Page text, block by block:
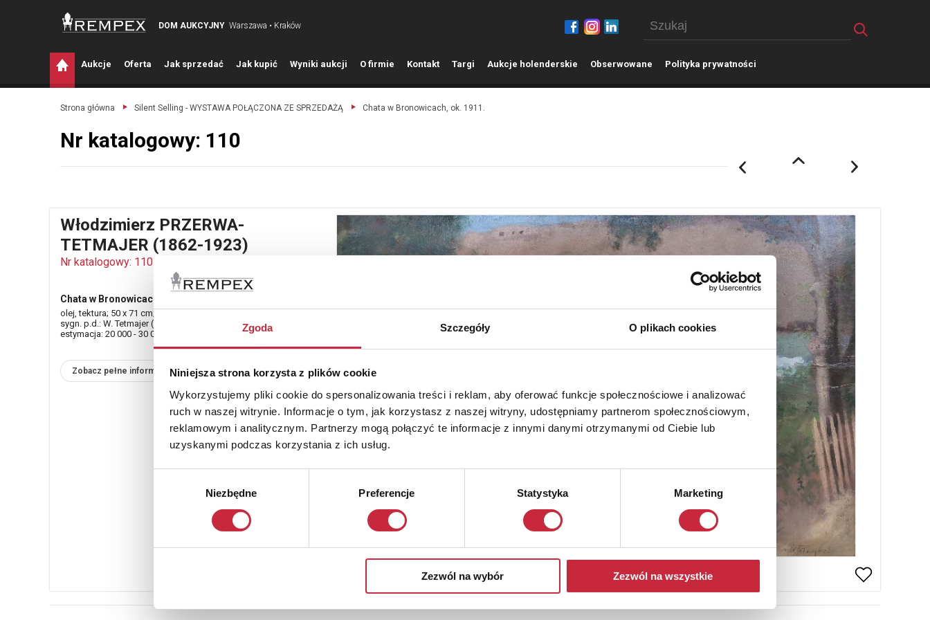
Zgoda Szczegóły O plikach cookies
Niniejsza strona korzysta z plików cookie
Wykorzystujemy pliki cookie do spersonalizowania treści i reklam, aby oferować funkcje społecznościowe i analizować
ruch w naszej witrynie. Informacje o tym, jak korzystasz z naszej witryny, udostępniamy partnerom społecznościowym,
reklamowym i analitycznym. Partnerzy mogą połączyć te informacje z innymi danymi otrzymanymi od Ciebie lub
uzyskanymi podczas korzystania z ich usług.
Niezbędne Preferencje Statystyka Marketing
Zezwól na wybór Zezwól na wszystkie
DOM AUKCYJNY Warszawa • Kraków
Aukcje Oferta Jak sprzedać Jak kupić Wyniki aukcji O firmie Kontakt Targi Aukcje holenderskie Obserwowane Polityka prywatności
Strona główna Silent Selling - WYSTAWA POŁĄCZONA ZE SPRZEDAŻĄ Chata w Bronowicach, ok. 1911.
Nr katalogowy: 110
Włodzimierz PRZERWA-
TETMAJER (1862-1923)
Nr katalogowy: 110
Chata w Bronowicach, ok. 1911
olej, tektura; 50 x 71 cm;
sygn. p.d.: W. Tetmajer (ołówkiem)
estymacja: 20 000 - 30 000 zł
Zobacz pełne informacje